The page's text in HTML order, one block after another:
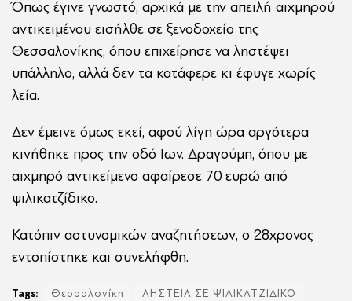
Όπως έγινε γνωστό, αρχικά με την απειλή αιχμηρού
αντικειμένου εισήλθε σε ξενοδοχείο της
Θεσσαλονίκης, όπου επιχείρησε να ληστέψει
υπάλληλο, αλλά δεν τα κατάφερε κι έφυγε χωρίς
λεία.
Δεν έμεινε όμως εκεί, αφού λίγη ώρα αργότερα
κινήθηκε προς την οδό Ιων. Δραγούμη, όπου με
αιχμηρό αντικείμενο αφαίρεσε 70 ευρώ από
ψιλικατζίδικο.
Κατόπιν αστυνομικών αναζητήσεων, ο 28χρονος
εντοπίστηκε και συνελήφθη.
Tags: Θεσσαλονίκη
ΛΗΣΤΕΙΑ ΣΕ ΨΙΛΙΚΑΤΖΙΔΙΚΟ